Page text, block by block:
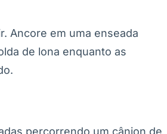
Ancore em uma enseada
de lona enquanto as
percorrendo um cânion de